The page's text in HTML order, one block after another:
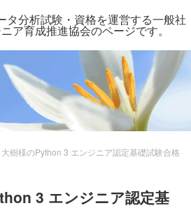
タ分析試験・資格を運営する一般社
ア育成推進協会のページです。
樹様のPython 3 エンジニア認定基礎試験合格
3 エンジニア認定基